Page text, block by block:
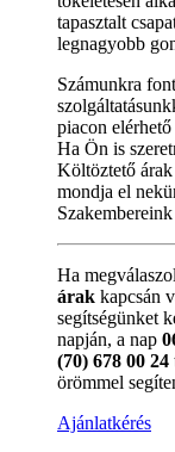
tapasztalt
legnagyobb
Számunkra
piacon
Ha Ön is
Költöztető
mondja el
Ha
árak kapcsán
segítségünket
napján, a nap
(70) 678 00 24
örömmel
Ajánlatkérés